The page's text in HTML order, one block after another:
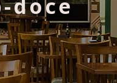
doce